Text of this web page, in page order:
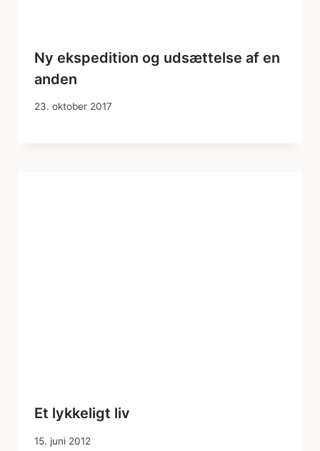
Ny ekspedition og udsættelse af en
anden
23. oktober 2017
Et lykkeligt liv
15. juni 2012